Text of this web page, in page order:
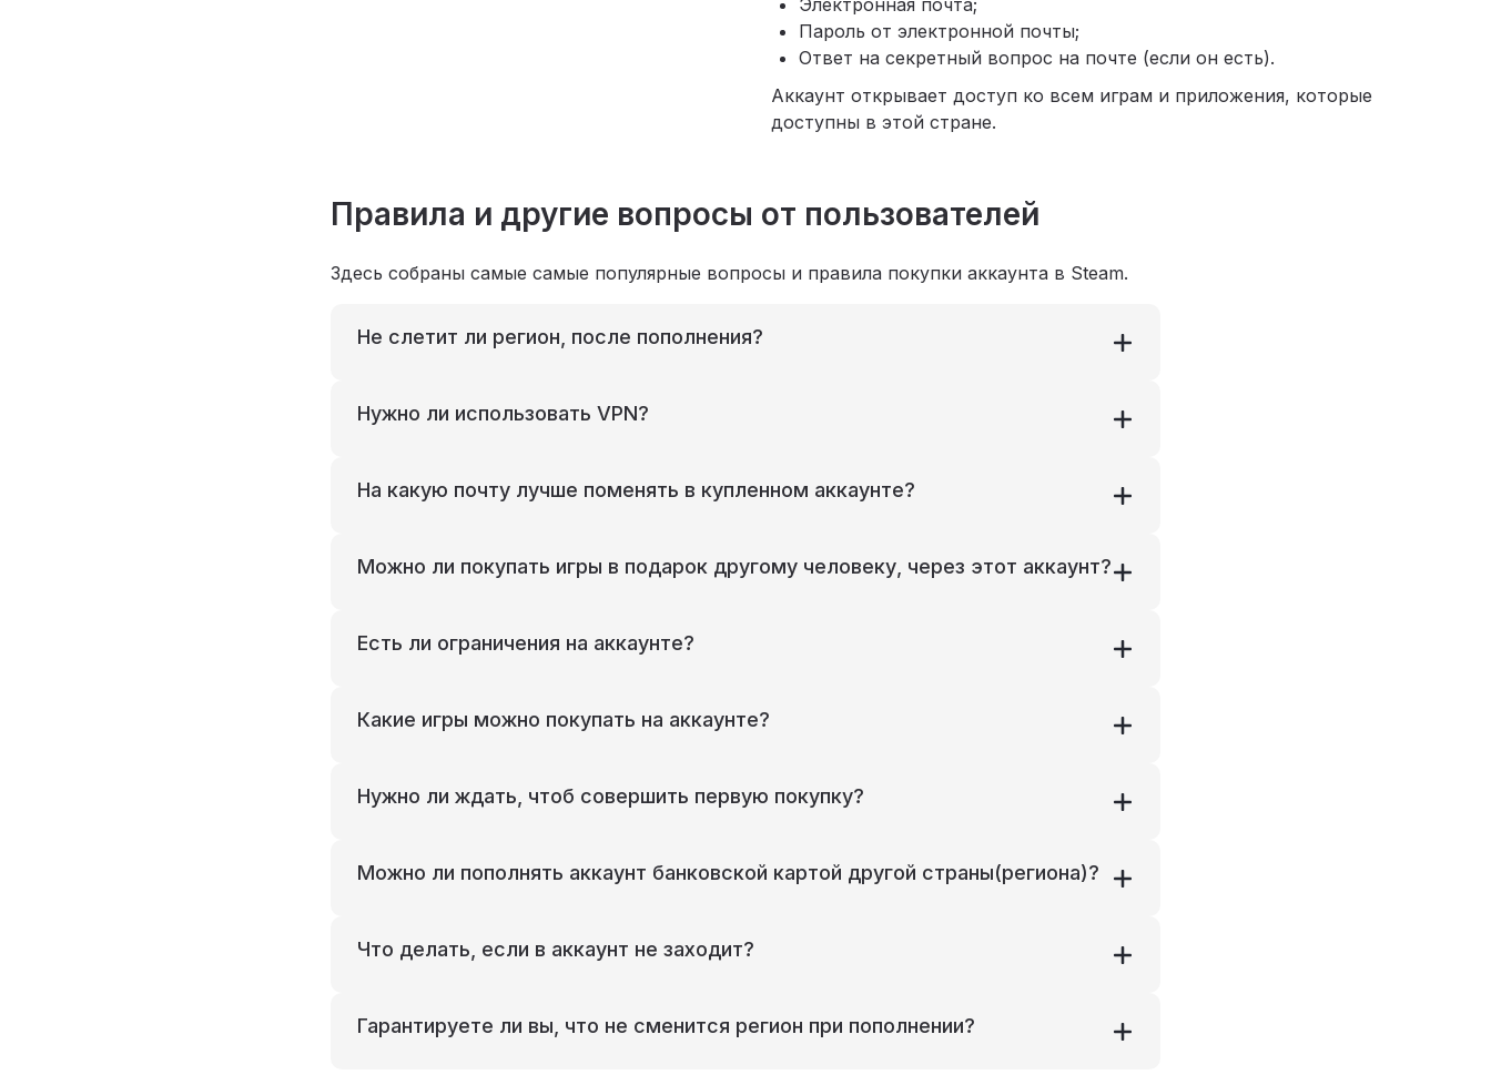
Электронная почта;
Пароль от электронной почты;
Ответ на секретный вопрос на почте (если он есть).
Аккаунт открывает доступ ко всем играм и приложения, которые
доступны в этой стране.
Правила и другие вопросы от пользователей
Здесь собраны самые самые популярные вопросы и правила покупки аккаунта в Steam.
Не слетит ли регион, после пополнения?
Нужно ли использовать VPN?
На какую почту лучше поменять в купленном аккаунте?
Можно ли покупать игры в подарок другому человеку, через этот аккаунт?
Есть ли ограничения на аккаунте?
Какие игры можно покупать на аккаунте?
Нужно ли ждать, чтоб совершить первую покупку?
Можно ли пополнять аккаунт банковской картой другой страны(региона)?
Что делать, если в аккаунт не заходит?
Гарантируете ли вы, что не сменится регион при пополнении?